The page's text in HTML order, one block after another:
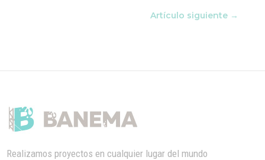
Artículo siguiente →
Realizamos proyectos en cualquier lugar del mundo